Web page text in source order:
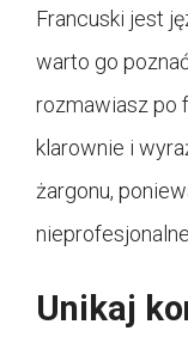
Francuski jest
warto go
rozmawiasz po
klarownie i
żargonu,
nieprofesjonalne.
Unikaj